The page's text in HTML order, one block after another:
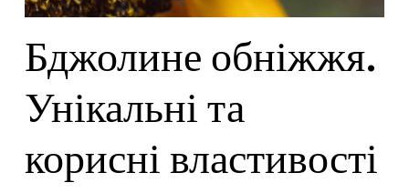
Бджолине обніжжя.
Унікальні та
корисні властивості